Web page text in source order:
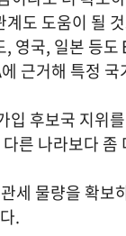
도 도움이 될
영국, 일본 등
근거해 특정
후보국 지위
른 나라보다
세 물량을 확보
.